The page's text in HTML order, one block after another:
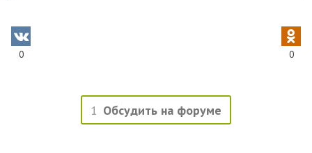
0 0
1 Обсудить на форуме